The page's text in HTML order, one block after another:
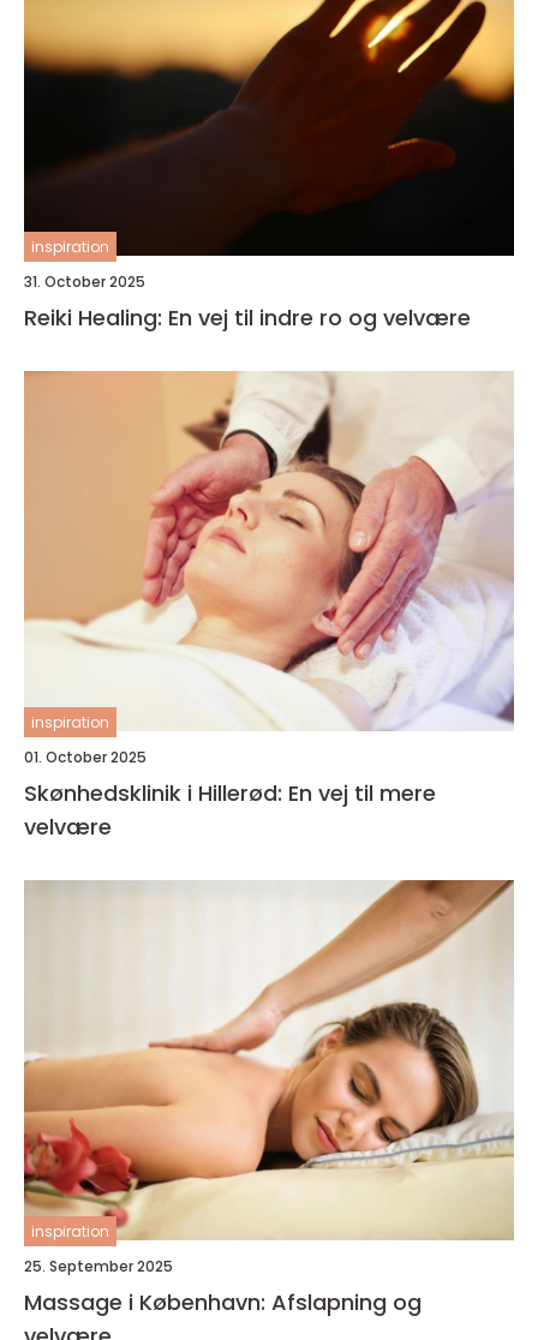
inspiration
31. October 2025
Reiki Healing: En vej til indre ro og velvære
inspiration
01. October 2025
Skønhedsklinik i Hillerød: En vej til mere
velvære
inspiration
25. September 2025
Massage i København: Afslapning og